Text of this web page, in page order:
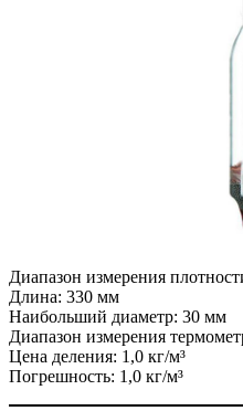
Диапазон измерения
Длина: 330 мм
Наибольший диаметр: 30 мм
Диапазон измерения
Цена деления: 1,0 кг/м³
Погрешность: 1,0 кг/м³